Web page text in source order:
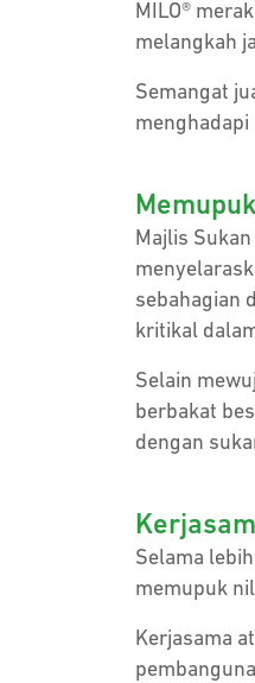
MILO®
melangkah
Semangat
Majlis
sebahagian
kritikal
Selain
berbakat
dengan
Selama
memupuk
Kerjasama